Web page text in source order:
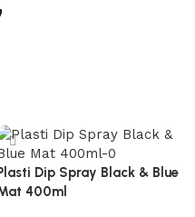
Dip Spray Black & Blue
400ml